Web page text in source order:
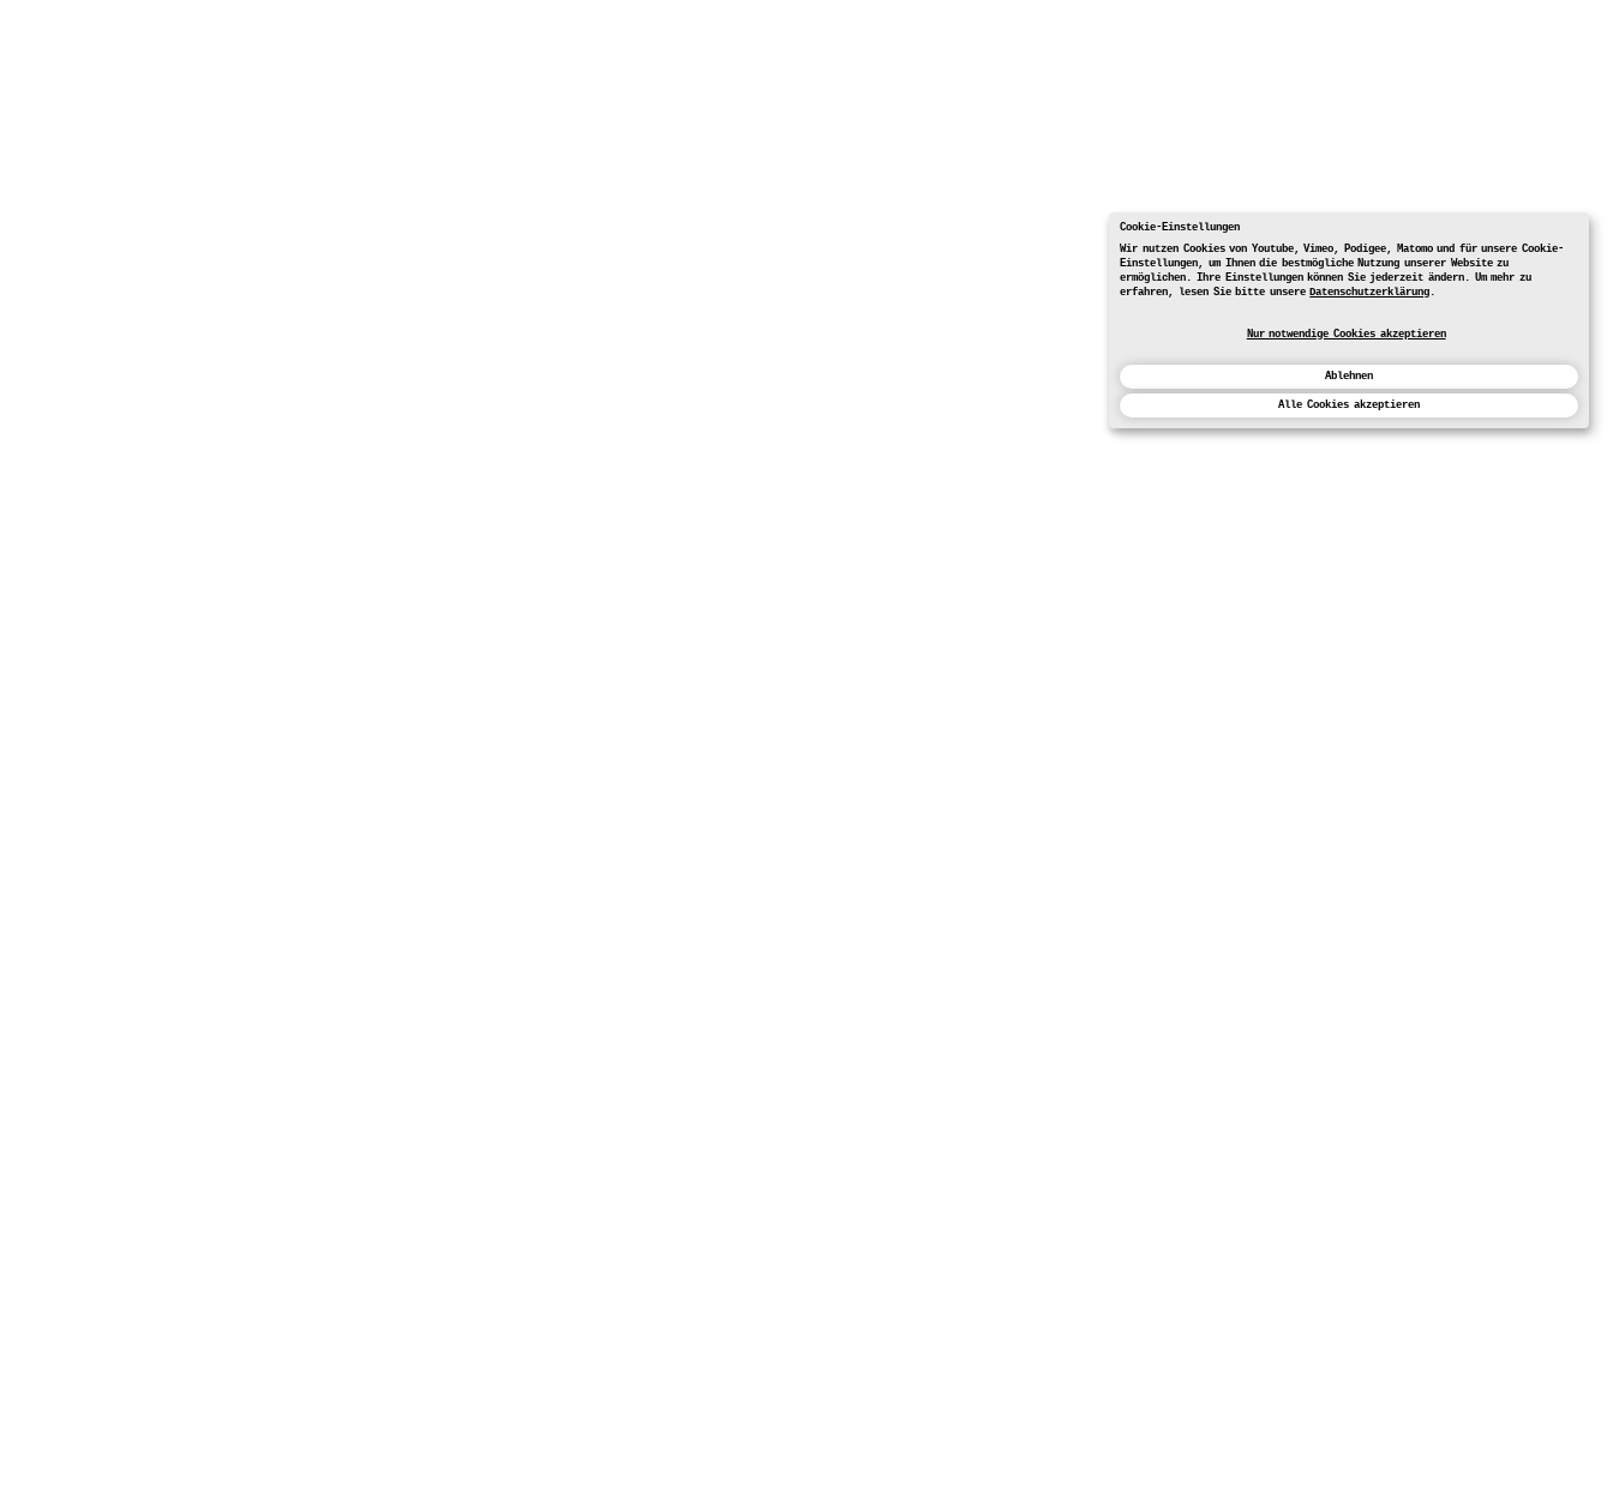
Cookie-Einstellungen
Wir nutzen Cookies von Youtube, Vimeo, Podigee, Matomo und für unsere Cookie-
Einstellungen, um Ihnen die bestmögliche Nutzung unserer Website zu
ermöglichen. Ihre Einstellungen können Sie jederzeit ändern. Um mehr zu
erfahren, lesen Sie bitte unsereDatenschutzerklärung.
Nur notwendige Cookies akzeptieren
Ablehnen
Alle Cookies akzeptieren